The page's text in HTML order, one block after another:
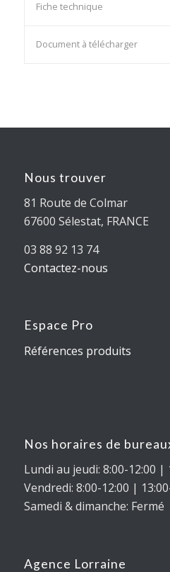
Fiche technique
Document à télécharger
Nous trouver
81 Route de Colmar
67600 Sélestat, FRANCE
03 88 92 13 74
Contactez-nous
Espace Pro
Références produits
Nos horaires de
Lundi au jeudi: 8:00-12:00 |
Vendredi: 8:00-12:00 |
Samedi & dimanche: Fermé
Agence Lorraine